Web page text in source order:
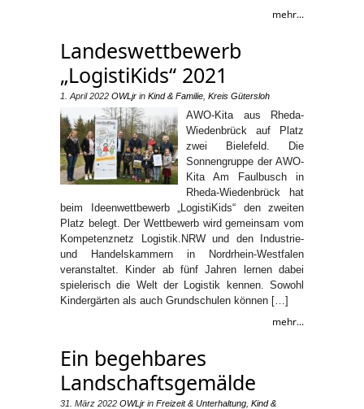
mehr...
Landeswettbewerb
„LogistiKids“ 2021
1. April 2022 OWLjr in Kind & Familie Kreis Gütersloh
AWO-Kita aus Rheda-
Wiedenbrück auf Platz
zwei Bielefeld. Die
Sonnengruppe der AWO-
Kita Am Faulbusch in
Rheda-Wiedenbrück hat
beim Ideenwettbewerb „LogistiKids“ den zweiten
Platz belegt. Der Wettbewerb wird gemeinsam vom
Kompetenznetz Logistik.NRW und den Industrie-
und Handelskammern in Nordrhein-Westfalen
veranstaltet. Kinder ab fünf Jahren lernen dabei
spielerisch die Welt der Logistik kennen. Sowohl
Kindergärten als auch Grundschulen können […]
mehr...
Ein begehbares
Landschaftsgemälde
31. März 2022 OWLjr in Freizeit & Unterhaltung Kind &